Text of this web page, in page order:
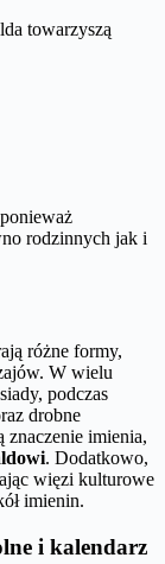
towarzyszą
rodzinnych jak i
różne formy,
W wielu
podczas
drobne
znaczenie imienia,
. Dodatkowo,
więzi kulturowe
imienin.
i kalendarz